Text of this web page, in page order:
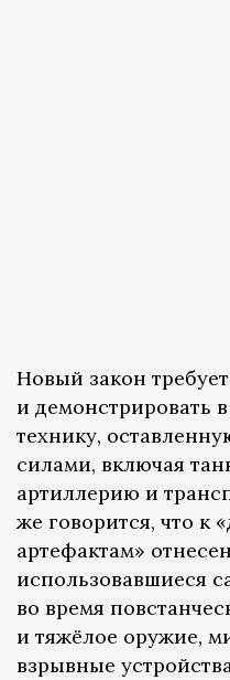
Новый закон
и демонстрировать
технику,
силами, включая
артиллерию и
же говорится, что к
артефактам»
использовавшиеся
во время
и тяжёлое оружие,
взрывные